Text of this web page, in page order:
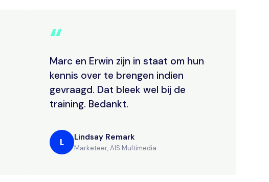
“
Marc en Erwin zijn in staat om hun
kennis over te brengen indien
gevraagd. Dat bleek wel bij de
training. Bedankt.
L Lindsay Remark
Marketeer, AIS Multimedia